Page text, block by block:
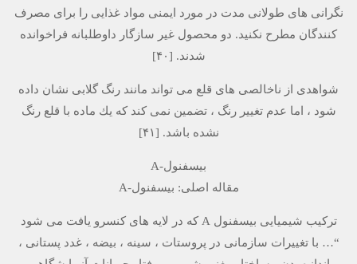
نگرانی های طولانی مدت در مورد ایمنی مواد غذایی را برای مصرف
کنندگان مطرح نکنید. دو محصول غیر سازگار داوطلبانه فراخوانده
شدند. [۴۰]
شواهدی از ناخالصی های قلع می تواند مانند رنگ گلابی نشان داده
شود ، اما عدم تغییر رنگ ، تضمین نمی كند كه یك ماده با قلع رنگ
نشده باشد. [۴۱]
بیسفنول-A
مقاله اصلی: بیسفنول-A
ترکیب شیمیایی بیسفنول A که در لایه های کنسرو یافت می شود
“… با تغییرات سازمانی در پروستات ، سینه ، بیضه ، غدد پستانی ،